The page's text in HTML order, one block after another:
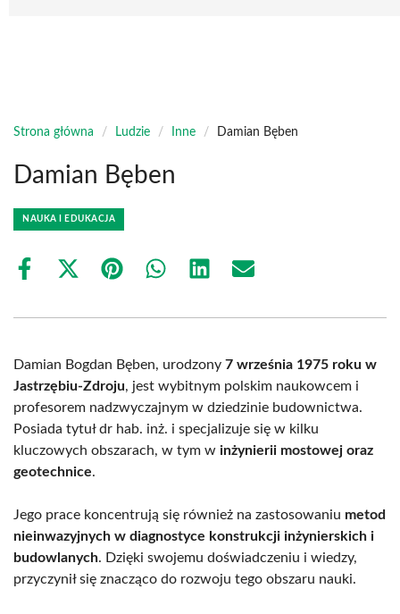
Strona główna / Ludzie / Inne / Damian Bęben
Damian Bęben
NAUKA I EDUKACJA
Share
Share
(Twitter)
Share Share Share Share
Damian Bogdan Bęben, urodzony 7 września 1975 roku w
Jastrzębiu-Zdroju, jest wybitnym polskim naukowcem i
profesorem nadzwyczajnym w dziedzinie budownictwa.
Posiada tytuł dr hab. inż. i specjalizuje się w kilku
kluczowych obszarach, w tym w inżynierii mostowej oraz
geotechnice.
Jego prace koncentrują się również na zastosowaniu metod
nieinwazyjnych w diagnostyce konstrukcji inżynierskich i
budowlanych. Dzięki swojemu doświadczeniu i wiedzy,
przyczynił się znacząco do rozwoju tego obszaru nauki.